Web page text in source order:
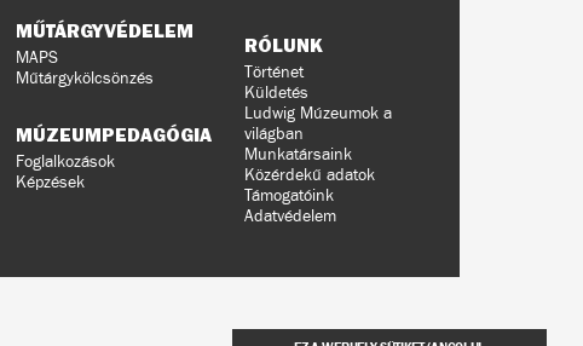
MŰTÁRGYVÉDELEM
MAPS
Műtárgykölcsönzés
MÚZEUMPEDAGÓGIA
Foglalkozások
Képzések
RÓLUNK
Történet
Küldetés
Ludwig Múzeumok a
világban
Munkatársaink
Közérdekű adatok
Támogatóink
Adatvédelem